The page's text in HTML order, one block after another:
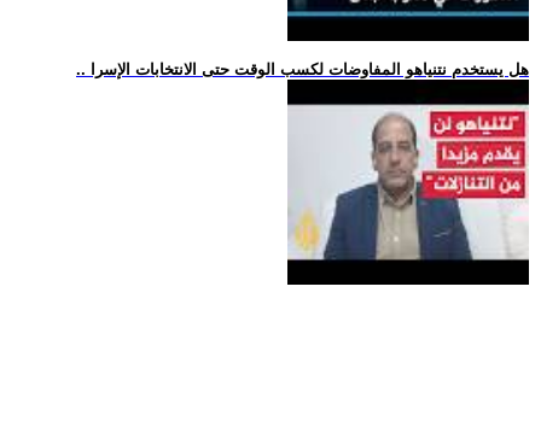
.. هل يستخدم نتنياهو المفاوضات لكسب الوقت حتى الانتخابات الإسرا